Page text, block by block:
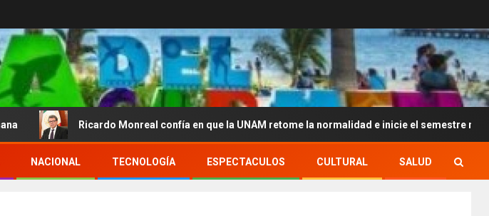
Ricardo Monreal confía en que la UNAM retome la normalidad e inicie el semestre mediante el
NACIONAL TECNOLOGÍA ESPECTACULOS CULTURAL SALUD